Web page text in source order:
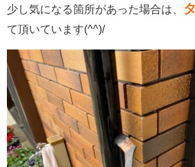
少し気になる箇所があった場合は、
て頂いています(^^)/